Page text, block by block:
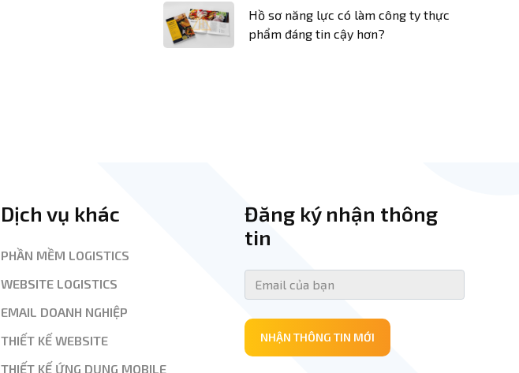
Hồ sơ năng lực có làm công ty thực
phẩm đáng tin cậy hơn?
Dịch vụ khác
PHẦN MỀM LOGISTICS
WEBSITE LOGISTICS
EMAIL DOANH NGHIỆP
THIẾT KẾ WEBSITE
THIẾT KẾ ỨNG DỤNG MOBILE
Đăng ký nhận thông
tin
NHẬN THÔNG TIN MỚI